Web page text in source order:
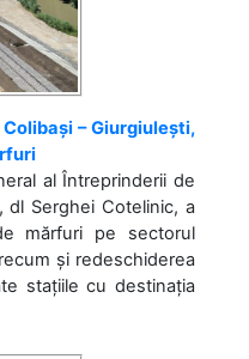
– Giurgiulești,
al Întreprinderii de
dl Serghei Cotelinic, a
mărfuri pe sectorul
și redeschiderea
stațiile cu destinația